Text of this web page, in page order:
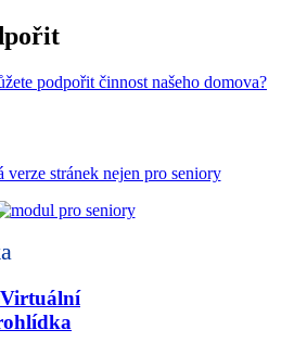
podpořit činnost našeho domova?
verze stránek nejen pro seniory